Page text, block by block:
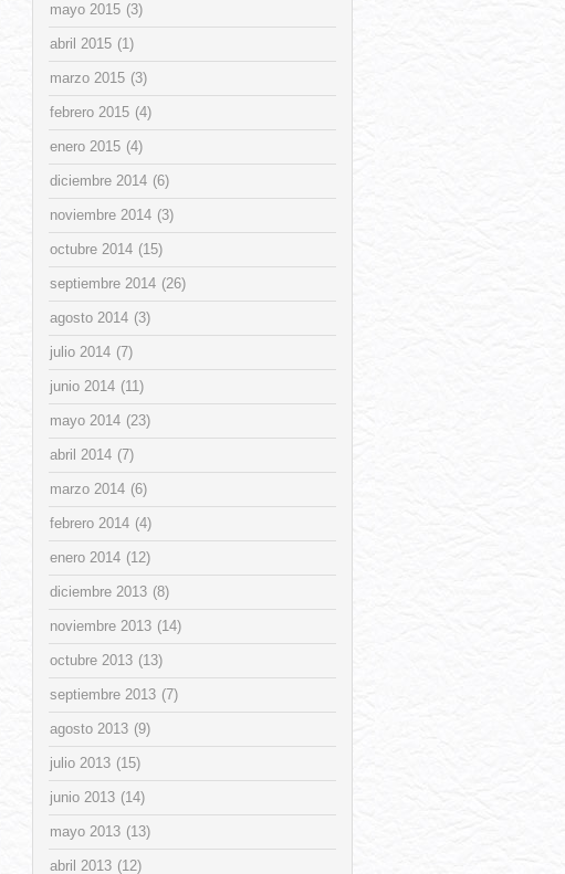
mayo 2015 (3)
abril 2015 (1)
marzo 2015 (3)
febrero 2015 (4)
enero 2015 (4)
diciembre 2014 (6)
noviembre 2014 (3)
octubre 2014 (15)
septiembre 2014 (26)
agosto 2014 (3)
julio 2014 (7)
junio 2014 (11)
mayo 2014 (23)
abril 2014 (7)
marzo 2014 (6)
febrero 2014 (4)
enero 2014 (12)
diciembre 2013 (8)
noviembre 2013 (14)
octubre 2013 (13)
septiembre 2013 (7)
agosto 2013 (9)
julio 2013 (15)
junio 2013 (14)
mayo 2013 (13)
abril 2013 (12)